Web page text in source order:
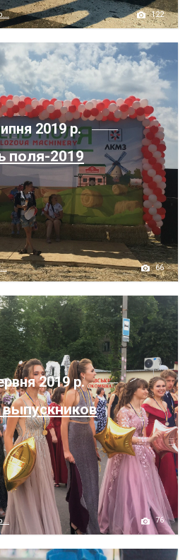
122
2019 р.
поля-2019
66
2019 р.
76